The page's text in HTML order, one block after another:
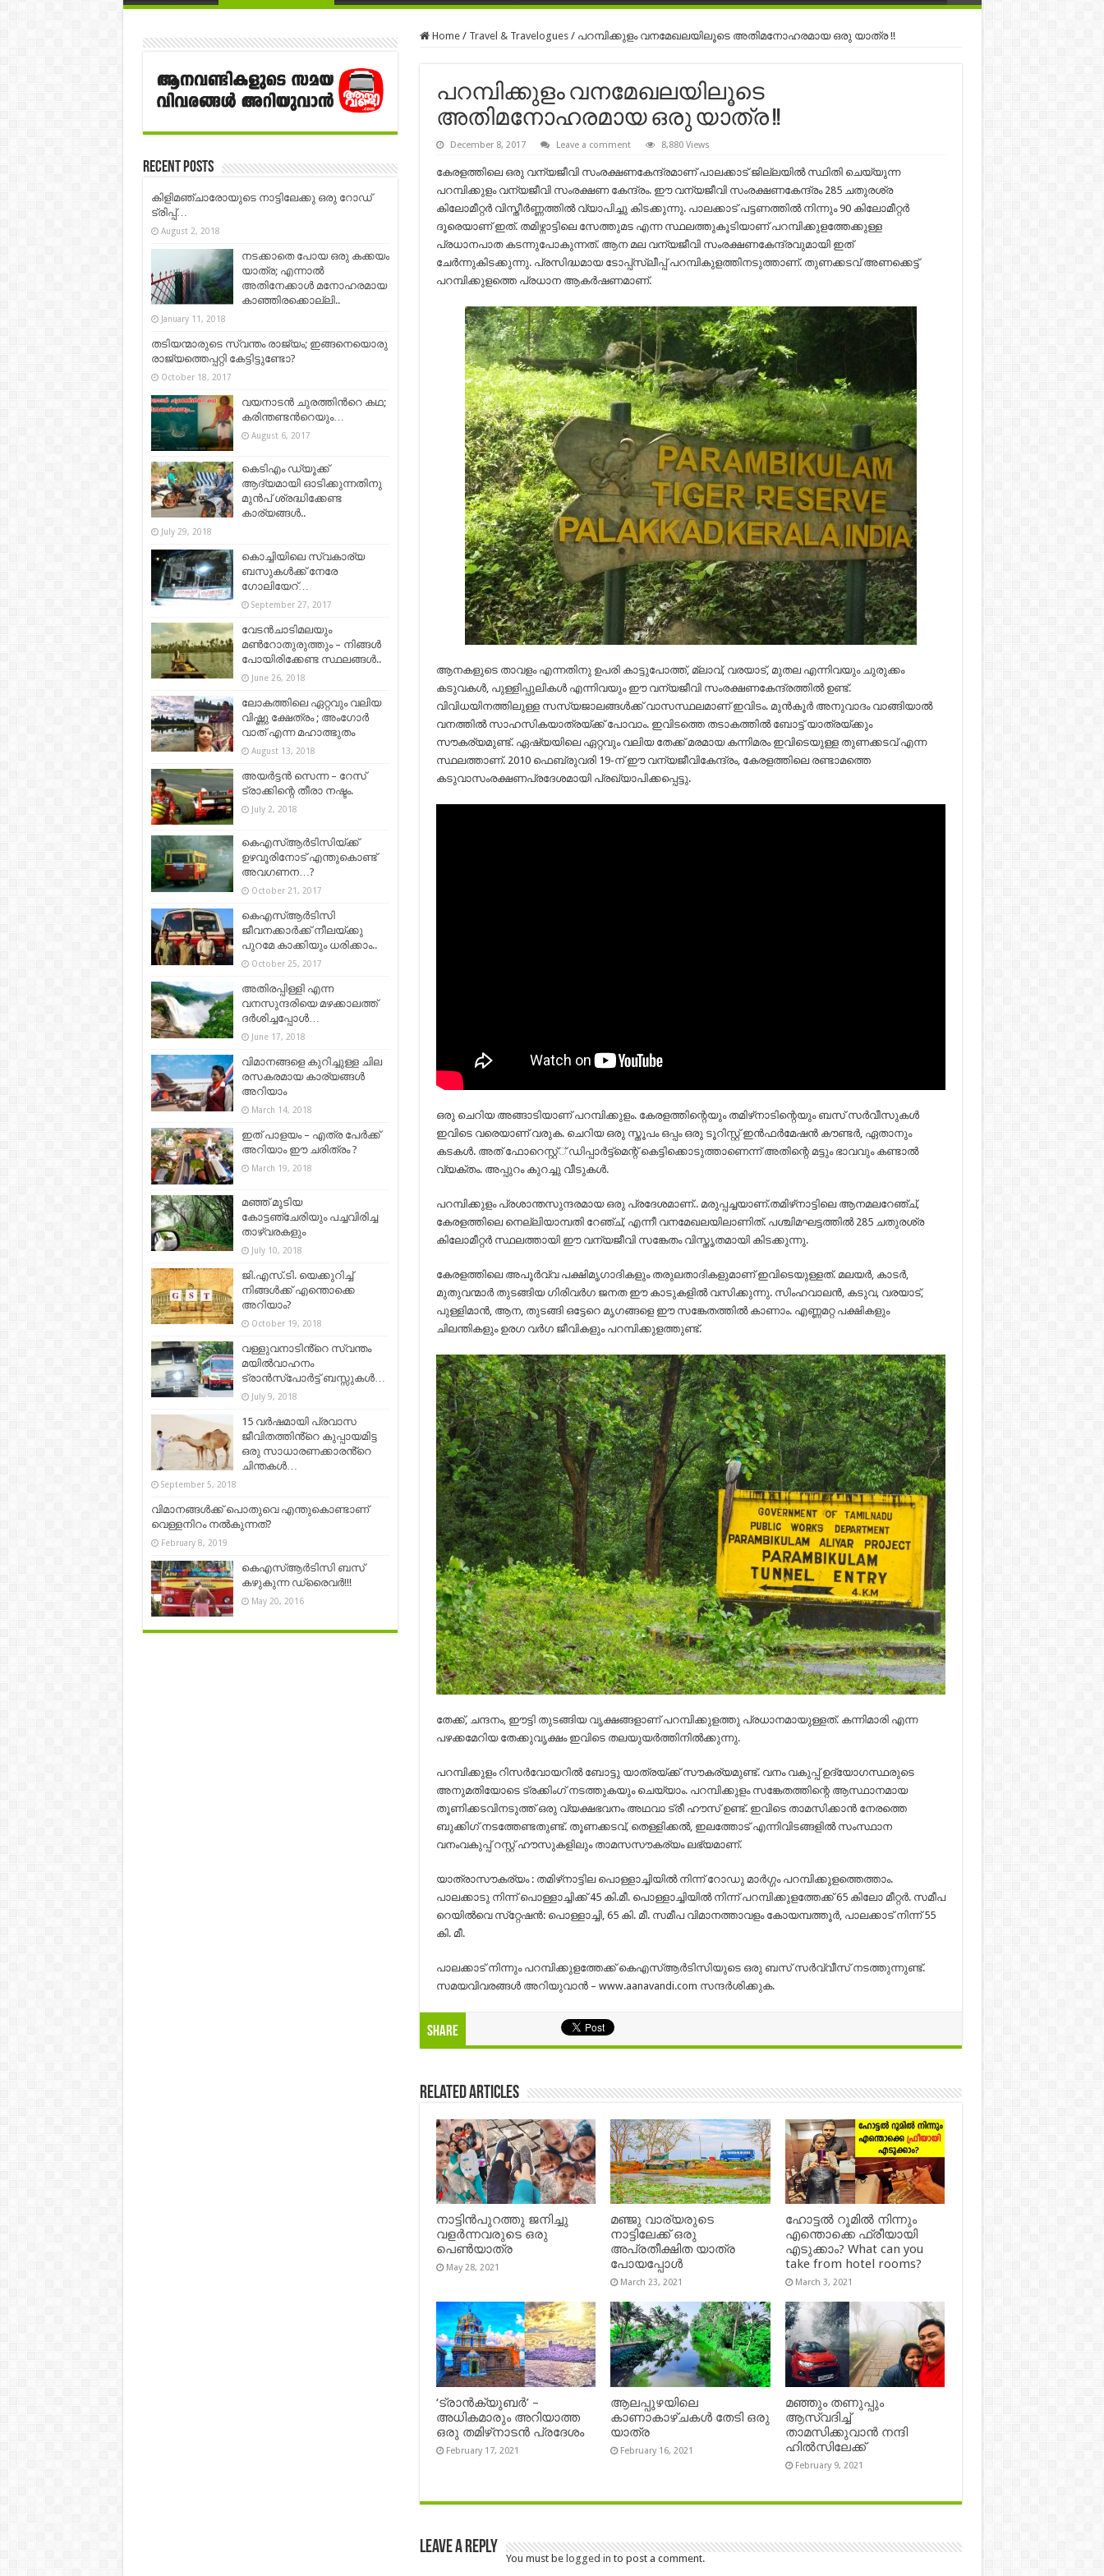
Home / Travel & Travelogues / പറമ്പിക്കുളം വനമേഖലയിലൂടെ അതിമനോഹരമായ ഒരു യാത്ര !!
പറമ്പിക്കുളം വനമേഖലയിലൂടെ
അതിമനോഹരമായ ഒരു യാത്ര !!
December 8, 2017 Leave a comment 8,880 Views
കേരളത്തിലെ ഒരു വന്യജീവി സംരക്ഷണകേന്ദ്രമാണ് പാലക്കാട് ജില്ലയിൽ സ്ഥിതി ചെയ്യുന്ന
പറമ്പിക്കുളം വന്യജീവി സംരക്ഷണ കേന്ദ്രം. ഈ വന്യജീവി സംരക്ഷണകേന്ദ്രം 285 ചതുരശ്ര
കിലോമീറ്റർ വിസ്തീർണ്ണത്തിൽ വ്യാപിച്ചു കിടക്കുന്നു. പാലക്കാട് പട്ടണത്തിൽ നിന്നും 90 കിലോമീറ്റർ
ദൂരെയാണ് ഇത്. തമിഴ്നാട്ടിലെ സേത്തുമട എന്ന സ്ഥലത്തുകൂടിയാണ് പറമ്പിക്കുളത്തേക്കുള്ള
പ്രധാനപാത കടന്നുപോകുന്നത്. ആന മല വന്യജീവി സംരക്ഷണകേന്ദ്രവുമായി ഇത്
ചേർന്നുകിടക്കുന്നു. പ്രസിദ്ധമായ ടോപ്പ്സ്ലീപ്പ് പറമ്പികുളത്തിനടുത്താണ്. തുണക്കടവ് അണക്കെട്ട്
പറമ്പിക്കുളത്തെ പ്രധാന ആകർഷണമാണ്.
ആനകളുടെ താവളം എന്നതിനു ഉപരി കാട്ടുപോത്ത്, മ്ലാവ്, വരയാട്, മുതല എന്നിവയും ചുരുക്കം
കടുവകൾ, പുള്ളിപ്പുലികൾ എന്നിവയും ഈ വന്യജീവി സംരക്ഷണകേന്ദ്രത്തിൽ ഉണ്ട്.
വിവിധയിനത്തിലുള്ള സസ്യജാലങ്ങൾക്ക് വാസസ്ഥലമാണ് ഇവിടം. മുൻ‌കൂർ അനുവാദം വാങ്ങിയാൽ
വനത്തിൽ സാഹസികയാത്രയ്ക്ക് പോവാം. ഇവിടത്തെ തടാകത്തിൽ ബോട്ട് യാത്രയ്ക്കും
സൗകര്യമുണ്ട്. ഏഷ്യയിലെ ഏറ്റവും വലിയ തേക്ക് മരമായ കന്നിമരം ഇവിടെയുള്ള തുണക്കടവ് എന്ന
സ്ഥലത്താണ്. 2010 ഫെബ്രുവരി 19-ന് ഈ വന്യജീവികേന്ദ്രം, കേരളത്തിലെ രണ്ടാമത്തെ
കടുവാസം‌രക്ഷണപ്രദേശമായി പ്രഖ്യാപിക്കപ്പെട്ടു.
ഒരു ചെറിയ അങ്ങാടിയാണ് പറമ്പിക്കുളം. കേരളത്തിന്റെയും തമിഴ്‌നാടിന്റെയും ബസ് സര്‍വീസുകള്‍
ഇവിടെ വരെയാണ് വരുക. ചെറിയ ഒരു സ്തൂപം ഒപ്പം ഒരു ടൂറിസ്റ്റ് ഇന്‍ഫര്‍മേഷന്‍ കൗണ്ടര്‍, ഏതാനും
കടകള്‍. അത് ഫോറെസ്റ്റ്് ഡിപ്പാര്‍ട്ട്‌മെന്റ് കെട്ടിക്കൊടുത്താണെന്ന് അതിന്റെ മട്ടും ഭാവവും കണ്ടാല്‍
വ്യക്തം. അപ്പുറം കുറച്ചു വീടുകള്‍.
പറമ്പിക്കുളം പ്രശാന്തസുന്ദരമായ ഒരു പ്രദേശമാണ്.. മരുപ്പച്ചയാണ്.തമിഴ്‌നാട്ടിലെ ആനമലറേഞ്ച്,
കേരളത്തിലെ നെല്ലിയാമ്പതി റേഞ്ച്, എന്നീ വനമേഖലയിലാണിത്. പശ്ചിമഘട്ടത്തില്‍ 285 ചതുരശ്ര
കിലോമീറ്റര്‍ സ്ഥലത്തായി ഈ വന്യജീവി സങ്കേതം വിസ്തൃതമായി കിടക്കുന്നു.
കേരളത്തിലെ അപൂര്‍വ്വ പക്ഷിമൃഗാദികളും തരുലതാദികളുമാണ് ഇവിടെയുള്ളത്. മലയര്‍, കാടര്‍,
മുതുവന്മാര്‍ തുടങ്ങിയ ഗിരിവര്‍ഗ ജനത ഈ കാടുകളില്‍ വസിക്കുന്നു. സിംഹവാലന്‍, കടുവ, വരയാട്,
പുള്ളിമാന്‍, ആന, തുടങ്ങി ഒട്ടേറെ മൃഗങ്ങളെ ഈ സങ്കേതത്തില്‍ കാണാം. എണ്ണമറ്റ പക്ഷികളും
ചിലന്തികളും ഉരഗ വര്‍ഗ ജീവികളും പറമ്പിക്കുളത്തുണ്ട്.
തേക്ക്, ചന്ദനം, ഈട്ടി തുടങ്ങിയ വൃക്ഷങ്ങളാണ് പറമ്പിക്കുളത്തു പ്രധാനമായുള്ളത്. കന്നിമാരി എന്ന
പഴക്കമേറിയ തേക്കുവൃക്ഷം ഇവിടെ തലയുയര്‍ത്തിനില്‍ക്കുന്നു.
പറമ്പിക്കുളം റിസര്‍വോയറില്‍ ബോട്ടു യാത്രയ്ക്ക് സൗകര്യമുണ്ട്. വനം വകുപ്പ് ഉദ്യോഗസ്ഥരുടെ
അനുമതിയോടെ ട്രക്കിംഗ് നടത്തുകയും ചെയ്യാം. പറമ്പിക്കുളം സങ്കേതത്തിന്റെ ആസ്ഥാനമായ
തൂണിക്കടവിനടുത്ത് ഒരു വ്യക്ഷഭവനം അഥവാ ട്രീ ഹൗസ് ഉണ്ട്. ഇവിടെ താമസിക്കാന്‍ നേരത്തെ
ബുക്കിഗ് നടത്തേണ്ടതുണ്ട്. തൂണക്കടവ്, തെള്ളിക്കല്‍, ഇലത്തോട് എന്നിവിടങ്ങളില്‍ സംസ്ഥാന
വനംവകുപ്പ് റസ്റ്റ് ഹൗസുകളിലും താമസസൗകര്യം ലഭ്യമാണ്.
യാത്രാസൗകര്യം : തമിഴ്‌നാട്ടില പൊള്ളാച്ചിയില്‍ നിന്ന് റോഡു മാര്‍ഗ്ഗം പറമ്പിക്കുളത്തെത്താം.
പാലക്കാടു നിന്ന് പൊള്ളാച്ചിക്ക് 45 കി.മീ. പൊള്ളാച്ചിയില്‍ നിന്ന് പറമ്പിക്കുളത്തേക്ക് 65 കിലോ മീറ്റര്‍. സമീപ
റെയില്‍വെ സ്‌റ്റേഷന്‍: പൊള്ളാച്ചി, 65 കി. മീ. സമീപ വിമാനത്താവളം കോയമ്പത്തൂര്‍, പാലക്കാട് നിന്ന് 55
കി. മീ.
പാലക്കാട്‌ നിന്നും പറമ്പിക്കുളത്തേക്ക് കെഎസ്ആര്‍ടിസിയുടെ ഒരു ബസ് സര്‍വ്വീസ് നടത്തുന്നുണ്ട്.
സമയവിവരങ്ങള്‍ അറിയുവാന്‍ – www.aanavandi.com സന്ദര്‍ശിക്കുക.
Share
Related Articles
നാട്ടിൻപുറത്തു ജനിച്ചു
വളർന്നവരുടെ ഒരു
പെൺയാത്ര
May 28, 2021
മഞ്ജു വാര്യരുടെ
നാട്ടിലേക്ക് ഒരു
അപ്രതീക്ഷിത യാത്ര
പോയപ്പോൾ
March 23, 2021
ഹോട്ടൽ റൂമിൽ നിന്നും
എന്തൊക്കെ ഫ്രീയായി
എടുക്കാം? What can you
take from hotel rooms?
March 3, 2021
‘ട്രാൻക്യുബർ’ –
അധികമാരും അറിയാത്ത
ഒരു തമിഴ്‌നാടൻ പ്രദേശം
February 17, 2021
ആലപ്പുഴയിലെ
കാണാകാഴ്ചകൾ തേടി ഒരു
യാത്ര
February 16, 2021
മഞ്ഞും തണുപ്പും
ആസ്വദിച്ച്
താമസിക്കുവാൻ നന്ദി
ഹിൽസിലേക്ക്
February 9, 2021
Leave a Reply
You must be logged in to post a comment.
Recent Posts
കിളിമഞ്ചാരോയുടെ നാട്ടിലേക്കു ഒരു റോഡ്
ട്രിപ്പ്…
August 2, 2018
നടക്കാതെ പോയ ഒരു കക്കയം
യാത്ര; എന്നാൽ
അതിനേക്കാൾ മനോഹരമായ
കാഞ്ഞിരക്കൊല്ലി..
January 11, 2018
തടിയന്മാരുടെ സ്വന്തം രാജ്യം; ഇങ്ങനെയൊരു
രാജ്യത്തെപ്പറ്റി കേട്ടിട്ടുണ്ടോ?
October 18, 2017
വയനാടന്‍ ചുരത്തിന്‍റെ കഥ;
കരിന്തണ്ടന്‍റെയും…
August 6, 2017
കെടിഎം ഡ്യൂക്ക്
ആദ്യമായി ഓടിക്കുന്നതിനു
മുൻപ് ശ്രദ്ധിക്കേണ്ട
കാര്യങ്ങൾ..
July 29, 2018
കൊച്ചിയിലെ സ്വകാര്യ
ബസുകള്‍ക്ക് നേരേ
ഗോലിയേറ്‌…
September 27, 2017
വേടൻചാടിമലയും
മൺറോതുരുത്തും – നിങ്ങൾ
പോയിരിക്കേണ്ട സ്ഥലങ്ങൾ..
June 26, 2018
ലോകത്തിലെ ഏറ്റവും വലിയ
വിഷ്ണു ക്ഷേത്രം ; അംഗോർ
വാത് എന്ന മഹാത്ഭുതം
August 13, 2018
അയർട്ടൻ സെന്ന – റേസ്‌
ട്രാക്കിന്റെ തീരാ നഷ്ടം.
July 2, 2018
കെഎസ്ആര്‍ടിസിയ്ക്ക്
ഉഴവൂരിനോട് എന്തുകൊണ്ട്
അവഗണന…?
October 21, 2017
കെഎസ്ആർടിസി
ജീവനക്കാർക്ക് നീലയ്ക്കു
പുറമേ കാക്കിയും ധരിക്കാം..
October 25, 2017
അതിരപ്പിള്ളി എന്ന
വനസുന്ദരിയെ മഴക്കാലത്ത്
ദർശിച്ചപ്പോൾ…
June 17, 2018
വിമാനങ്ങളെ കുറിച്ചുള്ള ചില
രസകരമായ കാര്യങ്ങള്‍
അറിയാം
March 14, 2018
ഇത് പാളയം – എത്ര പേര്‍ക്ക്
അറിയാം ഈ ചരിത്രം ?
March 19, 2018
മഞ്ഞ് മൂടിയ
കോട്ടഞ്ചേരിയും പച്ചവിരിച്ച
താഴ്വരകളും
July 10, 2018
ജി.എസ്.ടി. യെക്കുറിച്ച്
നിങ്ങൾക്ക് എന്തൊക്കെ
അറിയാം?
October 19, 2018
വള്ളുവനാടിൻ്റെ സ്വന്തം
മയിൽവാഹനം
ട്രാൻസ്‌പോർട്ട് ബസ്സുകൾ…
July 9, 2018
15 വർഷമായി പ്രവാസ
ജീവിതത്തിൻ്റെ കുപ്പായമിട്ട
ഒരു സാധാരണക്കാരൻ്റെ
ചിന്തകൾ…
September 5, 2018
വിമാനങ്ങൾക്ക് പൊതുവെ എന്തുകൊണ്ടാണ്
വെള്ളനിറം നൽകുന്നത്?
February 8, 2019
കെഎസ്ആര്‍ടിസി ബസ്
കഴുകുന്ന ഡ്രൈവര്‍!!!
May 20, 2016